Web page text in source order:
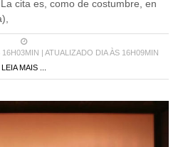
cita es, como de costumbre, en
| ATUALIZADO DIA ÀS 16H09MIN
LEIA MAIS ...